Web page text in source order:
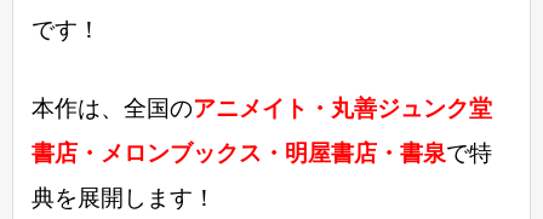
です！
本作は、全国のアニメイト・丸善ジュンク堂
書店・メロンブックス・明屋書店・書泉で特
典を展開します！